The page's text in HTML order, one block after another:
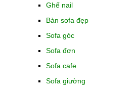
Ghế nail
Bàn sofa đẹp
Sofa góc
Sofa đơn
Sofa cafe
Sofa giường